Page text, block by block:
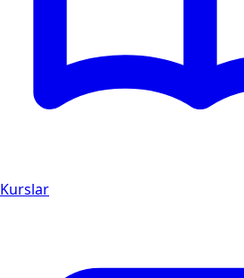
Kurslar